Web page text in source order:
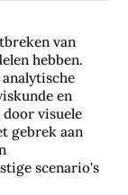
van
hebben.
en
visuele
gebrek aan
scenario's